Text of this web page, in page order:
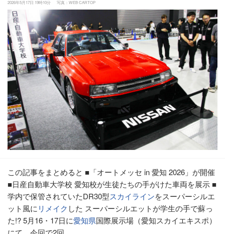
2026年5月17日 19時10分 写真：WEB CARTOP
この記事をまとめると ■「オートメッセ in 愛知 2026」が開催
■日産自動車大学校 愛知校が生徒たちの手がけた車両を展示 ■
学内で保管されていたDR30型スカイラインをスーパーシルエ
ット風に リメイク した スーパーシルエットが学生の手で蘇っ
た!? 5月16・17日に愛知県国際展示場（愛知スカイエキスポ）